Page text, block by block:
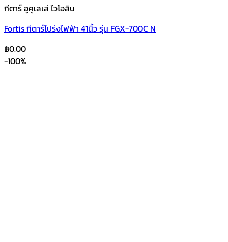
กีตาร์ อูคูเลเล่ ไวโอลิน
Fortis กีตาร์โปร่งไฟฟ้า 41นิ้ว รุ่น FGX-700C N
฿0.00
-100%